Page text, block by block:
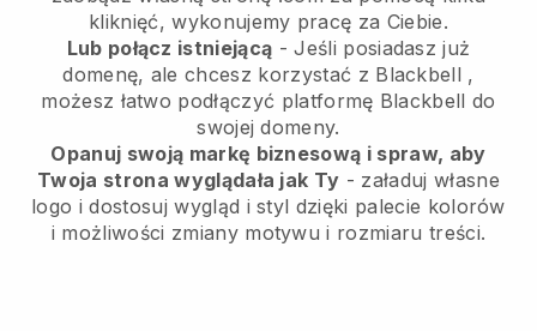
kliknięć, wykonujemy pracę za Ciebie.
Lub połącz istniejącą - Jeśli posiadasz już
domenę, ale chcesz korzystać z Blackbell ,
możesz łatwo podłączyć platformę Blackbell do
swojej domeny.
Opanuj swoją markę biznesową i spraw, aby
Twoja strona wyglądała jak Ty - załaduj własne
logo i dostosuj wygląd i styl dzięki palecie kolorów
i możliwości zmiany motywu i rozmiaru treści.